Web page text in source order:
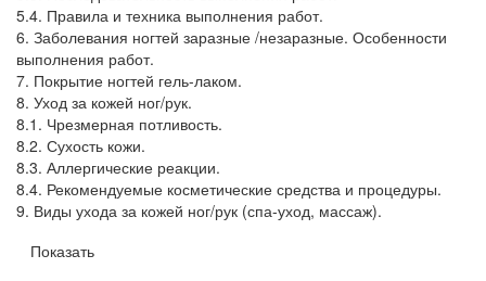
5.4. Правила и техника выполнения работ.
6. Заболевания ногтей заразные /незаразные. Особенности
выполнения работ.
7. Покрытие ногтей гель-лаком.
8. Уход за кожей ног/рук.
8.1. Чрезмерная потливость.
8.2. Сухость кожи.
8.3. Аллергические реакции.
8.4. Рекомендуемые косметические средства и процедуры.
9. Виды ухода за кожей ног/рук (спа-уход, массаж).
Показать